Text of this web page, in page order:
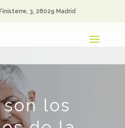
3, 28029 Madrid
son los